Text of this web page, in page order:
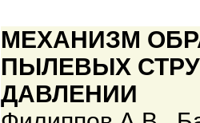
МЕХАНИЗМ
ПЫЛЕВЫХ
ДАВЛЕНИИ